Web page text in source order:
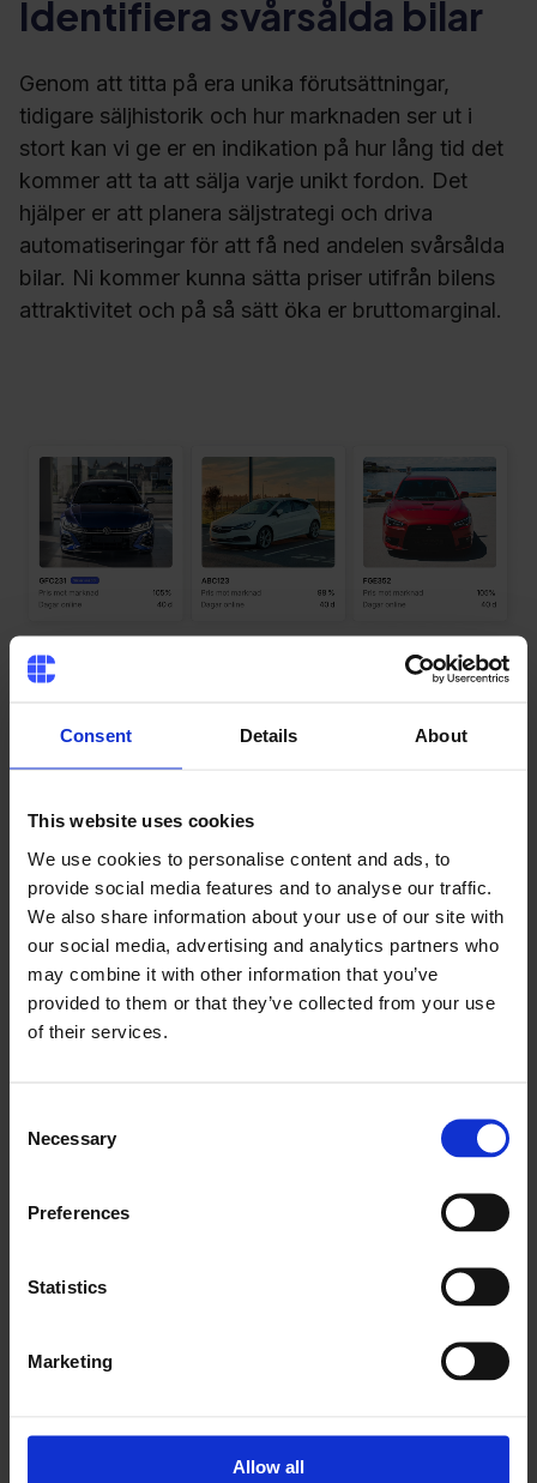
Consent Details About
This website uses cookies
We use cookies to personalise content and ads, to
provide social media features and to analyse our traffic.
We also share information about your use of our site with
our social media, advertising and analytics partners who
may combine it with other information that you’ve
provided to them or that they’ve collected from your use
of their services.
Selection
Necessary
Preferences
Statistics
Marketing
Allow all
Identifiera svårsålda bilar
Genom att titta på era unika förutsättningar,
tidigare säljhistorik och hur marknaden ser ut i
stort kan vi ge er en indikation på hur lång tid det
kommer att ta att sälja varje unikt fordon. Det
hjälper er att planera säljstrategi och driva
automatiseringar för att få ned andelen svårsålda
bilar. Ni kommer kunna sätta priser utifrån bilens
attraktivitet och på så sätt öka er bruttomarginal.
Bruttomarginal kopplat till
olika affärer
Hur bra bruttomarginal har ni kopplat till
begagnataffären? Skiljer sig marginalen på
demoreturer kontra inbytesbilar? Få insikter i vart
ni gör bra affärer och var ni kan göra förbättringar.